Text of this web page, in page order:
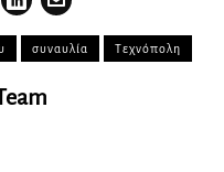
συναυλία Τεχνόπολη